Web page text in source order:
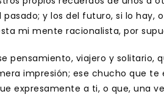
y los del futuro, si lo hay,
mi mente racionalista, por
pensamiento, viajero y solitario,
impresión; ese chucho que
expresamente a ti, o que, una